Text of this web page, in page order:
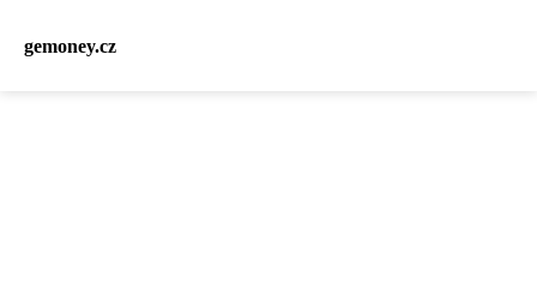
gemoney.cz